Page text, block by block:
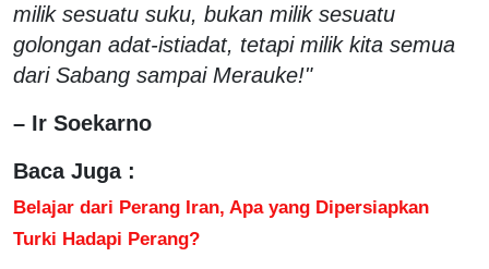
milik sesuatu suku, bukan milik sesuatu
golongan adat-istiadat, tetapi milik kita semua
dari Sabang sampai Merauke!"
– Ir Soekarno
Baca Juga :
Belajar dari Perang Iran, Apa yang Dipersiapkan
Turki Hadapi Perang?